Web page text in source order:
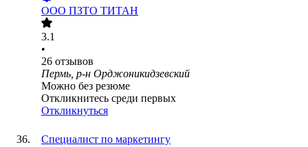
ООО ПЗТО ТИТАН
3.1
•
26 отзывов
Пермь, р-н Орджоникидзевский
Можно без резюме
Откликнитесь среди первых
Откликнуться
Специалист по маркетингу